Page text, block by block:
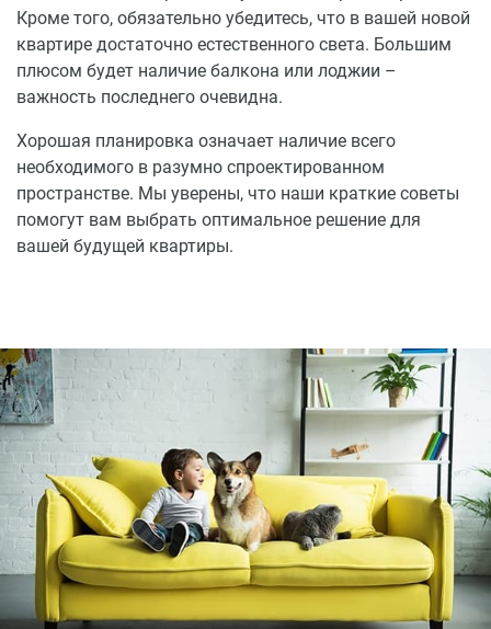
Кроме того, обязательно убедитесь, что в вашей новой
квартире достаточно естественного света. Большим
плюсом будет наличие балкона или лоджии –
важность последнего очевидна.
Хорошая планировка означает наличие всего
необходимого в разумно спроектированном
пространстве. Мы уверены, что наши краткие советы
помогут вам выбрать оптимальное решение для
вашей будущей квартиры.